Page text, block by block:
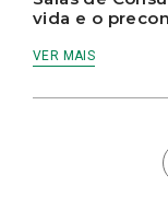
vida e o
VER MAIS